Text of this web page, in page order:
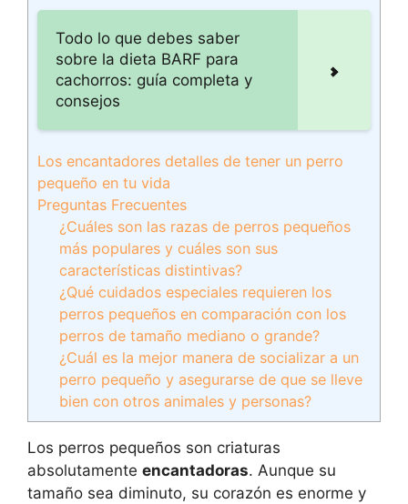
Todo lo que debes saber
sobre la dieta BARF para
cachorros: guía completa y
consejos
Los encantadores detalles de tener un perro
pequeño en tu vida
Preguntas Frecuentes
¿Cuáles son las razas de perros pequeños
más populares y cuáles son sus
características distintivas?
¿Qué cuidados especiales requieren los
perros pequeños en comparación con los
perros de tamaño mediano o grande?
¿Cuál es la mejor manera de socializar a un
perro pequeño y asegurarse de que se lleve
bien con otros animales y personas?
Los perros pequeños son criaturas
absolutamente encantadoras. Aunque su
tamaño sea diminuto, su corazón es enorme y